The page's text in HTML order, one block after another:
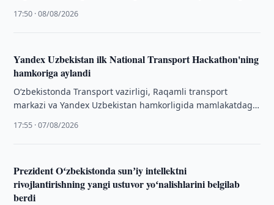
17:50 · 08/08/2026
Yandex Uzbekistan ilk National Transport Hackathon'ning
hamkoriga aylandi
O‘zbekistonda Transport vazirligi, Raqamli transport
markazi va Yandex Uzbekistan hamkorligida mamlakatdagi
davomida …
17:55 · 07/08/2026
Prezident Oʻzbekistonda sunʼiy intellektni
rivojlantirishning yangi ustuvor yoʻnalishlarini belgilab
berdi